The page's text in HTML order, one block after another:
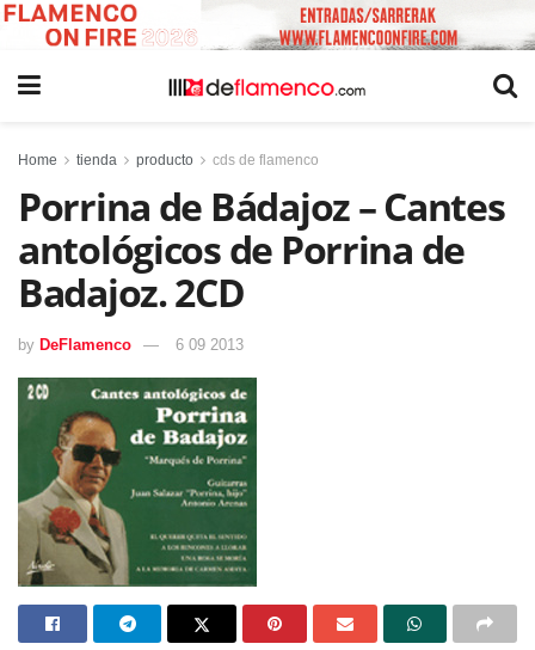
Home tienda producto cds de flamenco
Porrina de Bádajoz – Cantes
antológicos de Porrina de
Badajoz. 2CD
by DeFlamenco 6 09 2013